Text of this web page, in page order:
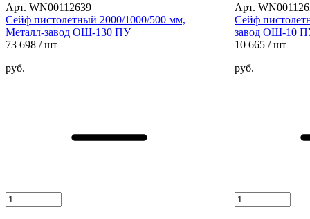
Арт. WN00112639
Сейф пистолетный 2000/1000/500 мм,
Металл-завод ОШ-130 ПУ
73 698 / шт
руб.
Арт.
Сейф
завод ОШ-10
10 665 / шт
руб.